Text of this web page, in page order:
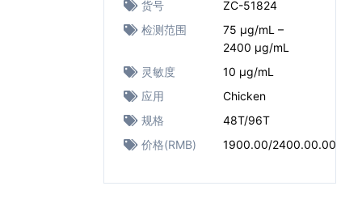
货号
ZC-51824
检测范围
75 μg/mL –
2400 μg/mL
灵敏度
10 μg/mL
应用
Chicken
规格
48T/96T
价格(RMB)
1900.00/2400.00.00